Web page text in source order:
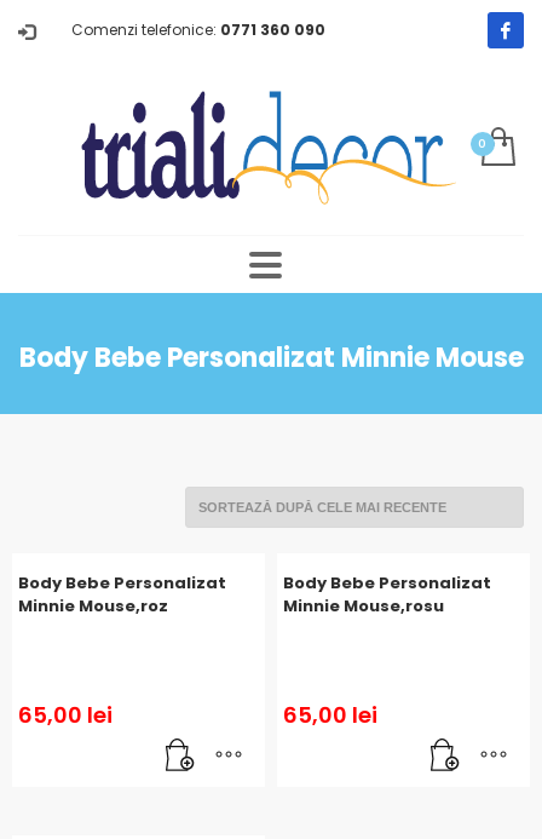
Comenzi telefonice: 0771 360 090
Body Bebe Personalizat Minnie Mouse
Body Bebe Personalizat
Minnie Mouse,roz
65,00 lei
Body Bebe Personalizat
Minnie Mouse,rosu
65,00 lei